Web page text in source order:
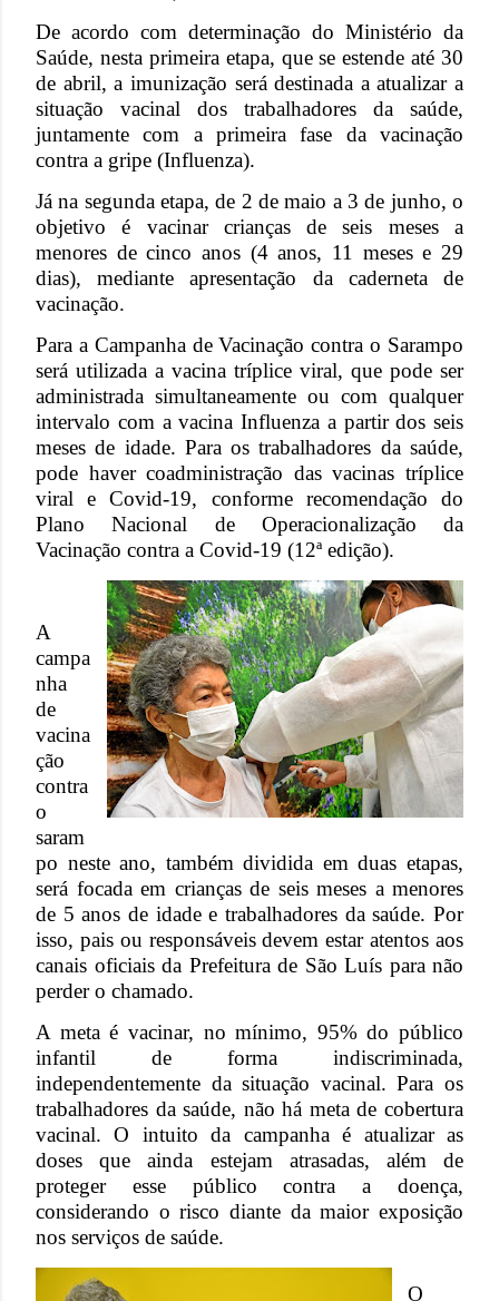
De acordo com determinação do Ministério da
Saúde, nesta primeira etapa, que se estende até 30
de abril, a imunização será destinada a atualizar a
situação vacinal dos trabalhadores da saúde,
juntamente com a primeira fase da vacinação
contra a gripe (Influenza).
Já na segunda etapa, de 2 de maio a 3 de junho, o
objetivo é vacinar crianças de seis meses a
menores de cinco anos (4 anos, 11 meses e 29
dias), mediante apresentação da caderneta de
vacinação.
Para a Campanha de Vacinação contra o Sarampo
será utilizada a vacina tríplice viral, que pode ser
administrada simultaneamente ou com qualquer
intervalo com a vacina Influenza a partir dos seis
meses de idade. Para os trabalhadores da saúde,
pode haver coadministração das vacinas tríplice
viral e Covid-19, conforme recomendação do
Plano Nacional de Operacionalização da
Vacinação contra a Covid-19 (12ª edição).
A
campa
nha
de
vacina
ção
contra
o
saram
po neste ano, também dividida em duas etapas,
será focada em crianças de seis meses a menores
de 5 anos de idade e trabalhadores da saúde. Por
isso, pais ou responsáveis devem estar atentos aos
canais oficiais da Prefeitura de São Luís para não
perder o chamado.
A meta é vacinar, no mínimo, 95% do público
infantil de forma indiscriminada,
independentemente da situação vacinal. Para os
trabalhadores da saúde, não há meta de cobertura
vacinal. O intuito da campanha é atualizar as
doses que ainda estejam atrasadas, além de
proteger esse público contra a doença,
considerando o risco diante da maior exposição
nos serviços de saúde.
O